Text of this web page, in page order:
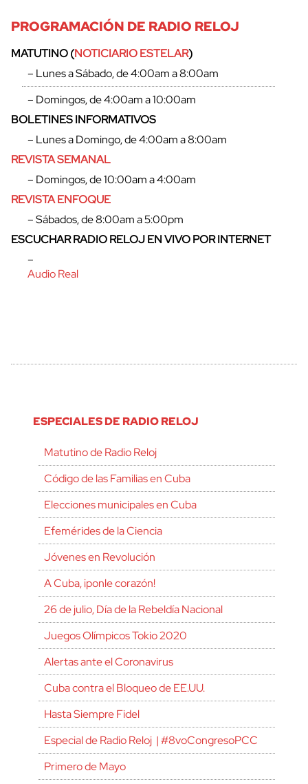
PROGRAMACIÓN DE RADIO RELOJ
MATUTINO (NOTICIARIO ESTELAR)
– Lunes a Sábado, de 4:00am a 8:00am
– Domingos, de 4:00am a 10:00am
BOLETINES INFORMATIVOS
– Lunes a Domingo, de 4:00am a 8:00am
REVISTA SEMANAL
– Domingos, de 10:00am a 4:00am
REVISTA ENFOQUE
– Sábados, de 8:00am a 5:00pm
ESCUCHAR RADIO RELOJ EN VIVO POR INTERNET
–
Audio Real
ESPECIALES DE RADIO RELOJ
Matutino de Radio Reloj
Código de las Familias en Cuba
Elecciones municipales en Cuba
Efemérides de la Ciencia
Jóvenes en Revolución
A Cuba, ¡ponle corazón!
26 de julio, Día de la Rebeldía Nacional
Juegos Olímpicos Tokio 2020
Alertas ante el Coronavirus
Cuba contra el Bloqueo de EE.UU.
Hasta Siempre Fidel
Especial de Radio Reloj | #8voCongresoPCC
Primero de Mayo